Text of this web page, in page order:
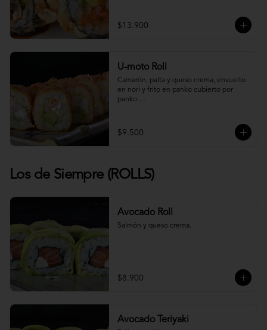
$13.900
U-moto Roll
Camarón, palta y queso crema, envuelto
en nori y frito en panko cubierto por
panko.
$9.500
Los de Siempre (ROLLS)
Avocado Roll
Salmón y queso crema.
$8.900
Avocado Teriyaki